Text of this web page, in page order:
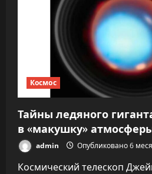
отказывается
умирать
Космос
Тайны ледяного
в «макушку»
admin Опубликовано 6
Космический телескоп